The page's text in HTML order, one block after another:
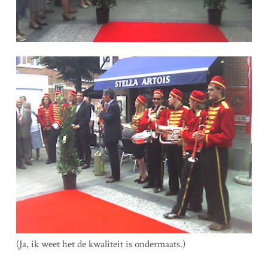
(Ja, ik weet het de kwaliteit is ondermaats.)